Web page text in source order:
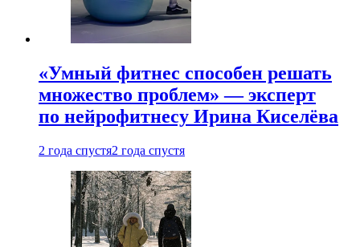
«Умный фитнес способен решать
множество проблем» — эксперт
по нейрофитнесу Ирина Киселёва
2 года спустя2 года спустя